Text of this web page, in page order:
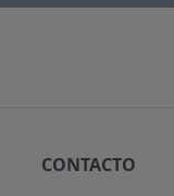
CONTACTO